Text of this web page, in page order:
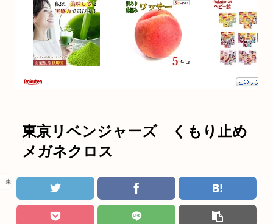
東京リベンジャーズ くもり止め
メガネクロス
東京リベンジャーズ